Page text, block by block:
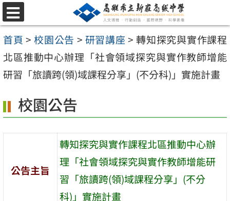
跳
至
主
要
內
區
選
單
首頁 > 校園公告 > 研習講座 > 轉知探究與實作課程
北區推動中心辦理「社會領域探究與實作教師增能
研習「旅讀跨(領)域課程分享」(不分科)」實施計畫
校園公告
公告主旨
轉知探究與實作課程北區推動中心辦
理「社會領域探究與實作教師增能研
習「旅讀跨(領)域課程分享」(不分
科)」實施計畫